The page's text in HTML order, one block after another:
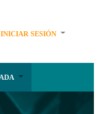
INICIAR SESIÓN